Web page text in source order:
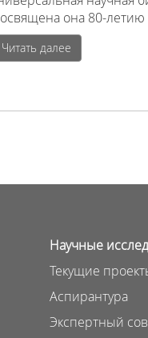
она 80-
Читать далее
Научные
Текущие
Аспирантура
Экспертный